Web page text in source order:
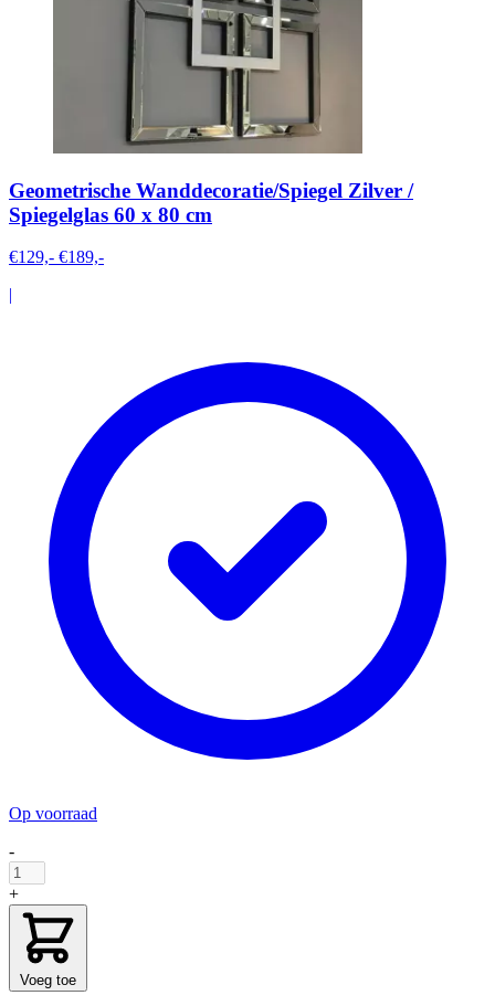
Geometrische Wanddecoratie/Spiegel Zilver /
Spiegelglas 60 x 80 cm
€129,- €189,-
|
Op voorraad
-
+
Voeg toe